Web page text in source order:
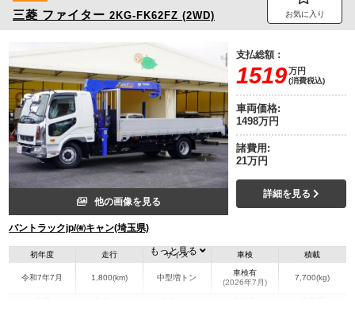
三菱 ファイター 2KG-FK62FZ (2WD) お気に入り
他の画像を見る
バントラックjp/㈲キャン(埼玉県)
支払総額：
1519万円
(消費税込)
車両価格:
1498万円
諸費用:
21万円
詳細を見る
初年度
令和7年7月
走行
1,800(km)
サイズ
中型増トン
車検
車検有
(2026年7月)
積載
7,700(kg)
もっと見る